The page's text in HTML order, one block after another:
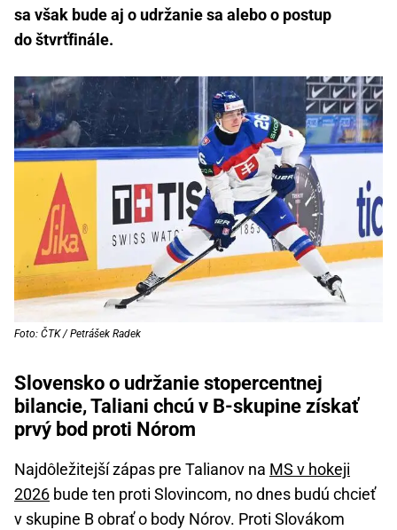
sa však bude aj o udržanie sa alebo o postup
do štvrťfinále.
Foto: ČTK / Petrášek Radek
Slovensko o udržanie stopercentnej
bilancie, Taliani chcú v B-skupine získať
prvý bod proti Nórom
Najdôležitejší zápas pre Talianov na MS v hokeji
2026 bude ten proti Slovincom, no dnes budú chcieť
v skupine B obrať o body Nórov. Proti Slovákom